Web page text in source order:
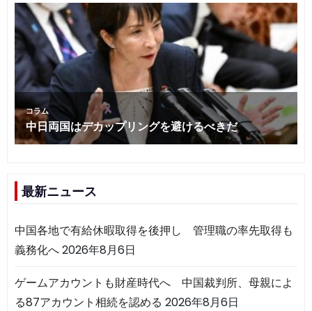
最新ニュース
中国各地で有給休暇取得を後押し 管理職の率先取得も
義務化へ2026年8月6日
ゲームアカウントも財産時代へ 中国裁判所、母親によ
る87アカウント相続を認める 2026年8月6日